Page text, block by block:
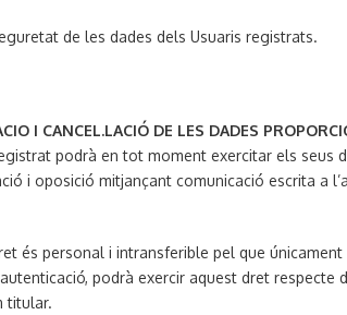
de les dades dels Usuaris registrats.
I CANCEL.LACIÓ DE LES DADES
podrà en tot moment exercitar els seus
i oposició mitjançant comunicació escrita a
és personal i intransferible pel que
podrà exercir aquest dret respecte
titular.